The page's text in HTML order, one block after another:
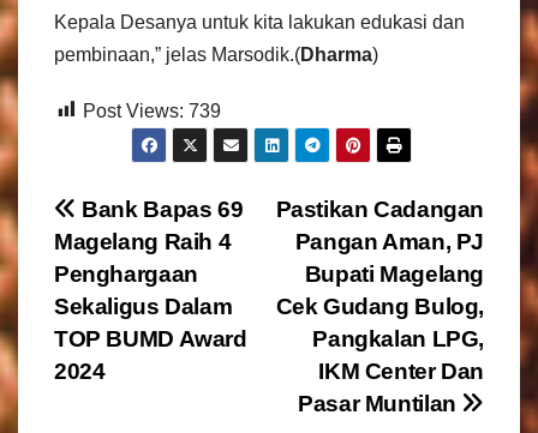
Kepala Desanya untuk kita lakukan edukasi dan
pembinaan,” jelas Marsodik.(Dharma)
Post Views: 739
N
a
v
i
Pastikan Cadangan
Pangan Aman, PJ
Bupati Magelang
Cek Gudang Bulog,
Pangkalan LPG,
IKM Center Dan
Pasar Muntilan
Bank Bapas 69
Magelang Raih 4
Penghargaan
Sekaligus Dalam
TOP BUMD Award
2024